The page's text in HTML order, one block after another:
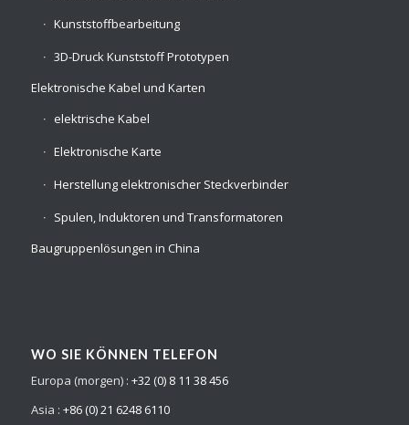
Kunststoffbearbeitung
3D-Druck Kunststoff Prototypen
Elektronische Kabel und Karten
elektrische Kabel
Elektronische Karte
Herstellung elektronischer Steckverbinder
Spulen, Induktoren und Transformatoren
Baugruppenlösungen in China
WO SIE KÖNNEN TELEFON
Europa (morgen) : +32 (0) 8 11 38 456
Asia : +86 (0) 21 6248 6110